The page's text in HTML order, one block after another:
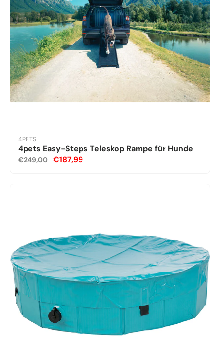
4PETS
4pets Easy-Steps Teleskop Rampe für Hunde
€249,00 €187,99